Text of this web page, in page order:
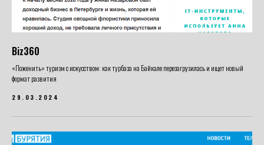
Biz360
«Поженить» туризм с искусством: как турбаза на Байкале перезагрузилась и ищет новый
формат развития
29.03.2024